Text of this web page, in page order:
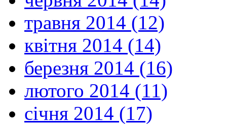
травня 2014 (12)
квітня 2014 (14)
березня 2014 (16)
лютого 2014 (11)
січня 2014 (17)